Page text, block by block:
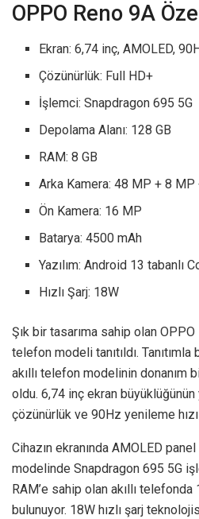
OPPO Reno 9A
Ekran: 6,74 inç, AMOLED,
Çözünürlük: Full HD+
İşlemci: Snapdragon 695 5G
Depolama Alanı: 128 GB
RAM: 8 GB
Arka Kamera: 48 MP + 8 MP
Ön Kamera: 16 MP
Batarya: 4500 mAh
Yazılım: Android 13 tabanlı
Hızlı Şarj: 18W
Şık bir tasarıma sahip olan
telefon modeli tanıtıldı.
akıllı telefon modelinin donanım
oldu. 6,74 inç ekran
çözünürlük ve 90Hz yenileme
Cihazın ekranında AMOLED
modelinde Snapdragon 695 5G
RAM’e sahip olan akıllı telefonda
bulunuyor. 18W hızlı şarj